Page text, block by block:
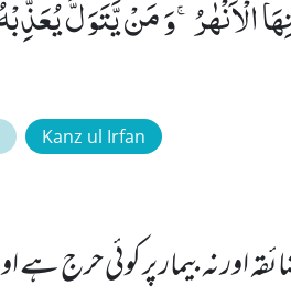
وَ مَنْ یَّتَوَلَّ یُعَذِّبْهُ
Kanz ul Irfan
اور نہ بیمار پر کوئی حرج ہے